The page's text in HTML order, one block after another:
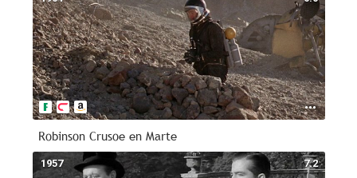
Robinson Crusoe en Marte
7.2
1957